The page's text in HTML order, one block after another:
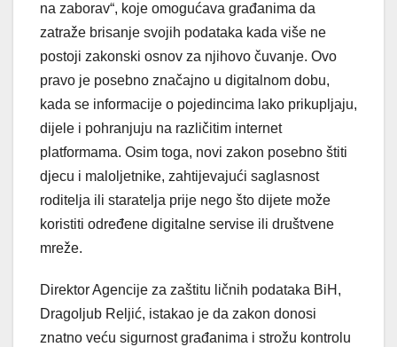
na zaborav“, koje omogućava građanima da
zatraže brisanje svojih podataka kada više ne
postoji zakonski osnov za njihovo čuvanje. Ovo
pravo je posebno značajno u digitalnom dobu,
kada se informacije o pojedincima lako prikupljaju,
dijele i pohranjuju na različitim internet
platformama. Osim toga, novi zakon posebno štiti
djecu i maloljetnike, zahtijevajući saglasnost
roditelja ili staratelja prije nego što dijete može
koristiti određene digitalne servise ili društvene
mreže.
Direktor Agencije za zaštitu ličnih podataka BiH,
Dragoljub Reljić, istakao je da zakon donosi
znatno veću sigurnost građanima i strožu kontrolu